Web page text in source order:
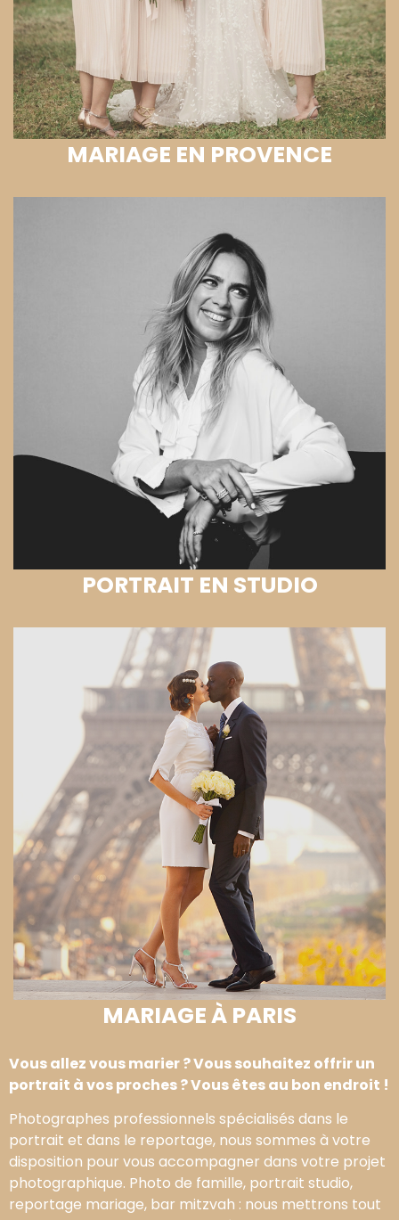
MARIAGE EN PROVENCE
PORTRAIT EN STUDIO
MARIAGE À PARIS
Vous allez vous marier ? Vous souhaitez offrir un
portrait à vos proches ? Vous êtes au bon endroit !
Photographes professionnels spécialisés dans le
portrait et dans le reportage, nous sommes à votre
disposition pour vous accompagner dans votre projet
photographique. Photo de famille, portrait studio,
reportage mariage, bar mitzvah : nous mettrons tout